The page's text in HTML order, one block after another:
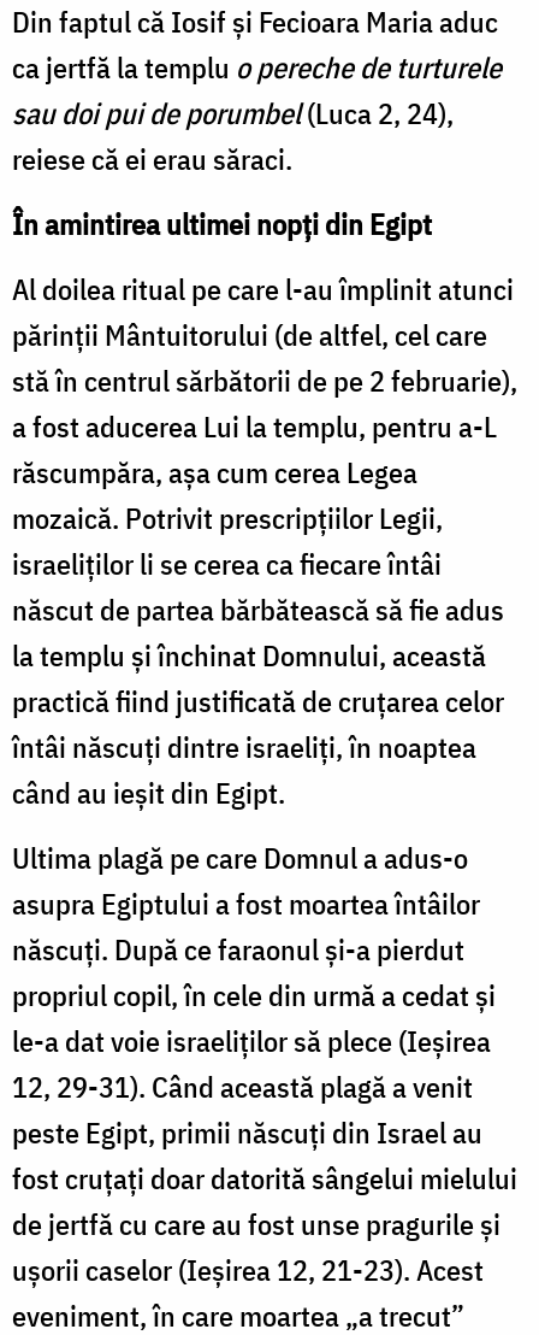
Din faptul că Iosif și Fecioara Maria aduc
ca jertfă la templu o pereche de turturele
sau doi pui de porumbel(Luca 2, 24),
reiese că ei erau săraci.
În amintirea ultimei nopți din Egipt
Al doilea ritual pe care l-au împlinit atunci
părinții Mântuitorului (de altfel, cel care
stă în centrul sărbătorii de pe 2 februarie),
a fost aducerea Lui la templu, pentru a-L
răscumpăra, așa cum cerea Legea
mozaică. Potrivit prescripțiilor Legii,
israeliților li se cerea ca fiecare întâi
născut de partea bărbătească să fie adus
la templu și închinat Domnului, această
practică fiind justificată de cruțarea celor
întâi născuți dintre israeliți, în noaptea
când au ieșit din Egipt.
Ultima plagă pe care Domnul a adus-o
asupra Egiptului a fost moartea întâilor
născuți. După ce faraonul și-a pierdut
propriul copil, în cele din urmă a cedat și
le-a dat voie israeliților să plece (Ieșirea
12, 29-31). Când această plagă a venit
peste Egipt, primii născuți din Israel au
fost cruțați doar datorită sângelui mielului
de jertfă cu care au fost unse pragurile și
ușorii caselor (Ieșirea 12, 21-23). Acest
eveniment, în care moartea „a trecut”